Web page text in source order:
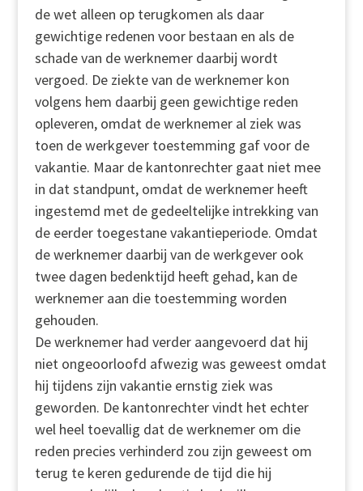
de wet alleen op terugkomen als daar
gewichtige redenen voor bestaan en als de
schade van de werknemer daarbij wordt
vergoed. De ziekte van de werknemer kon
volgens hem daarbij geen gewichtige reden
opleveren, omdat de werknemer al ziek was
toen de werkgever toestemming gaf voor de
vakantie. Maar de kantonrechter gaat niet mee
in dat standpunt, omdat de werknemer heeft
ingestemd met de gedeeltelijke intrekking van
de eerder toegestane vakantieperiode. Omdat
de werknemer daarbij van de werkgever ook
twee dagen bedenktijd heeft gehad, kan de
werknemer aan die toestemming worden
gehouden.
De werknemer had verder aangevoerd dat hij
niet ongeoorloofd afwezig was geweest omdat
hij tijdens zijn vakantie ernstig ziek was
geworden. De kantonrechter vindt het echter
wel heel toevallig dat de werknemer om die
reden precies verhinderd zou zijn geweest om
terug te keren gedurende de tijd die hij